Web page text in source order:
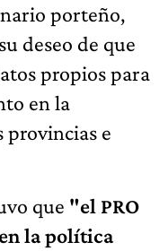
porteño,
deseo de que
propios para
en la
provincias e
que "el PRO
la política